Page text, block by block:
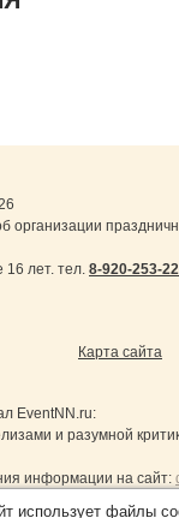
организации
лет. тел. 8-920-253-
Карта сайта
EventNN.ru:
и разумной
информации на сайт:
и политика
использует файлы